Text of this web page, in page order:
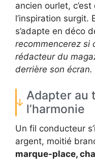
ancien ourlet,
l’inspiration surgit.
s’adapte en déco
recommencerez si
rédacteur du
derrière son écran.
Adapter au
l’harmonie
Un fil conducteur
argent, moitié
marque-place,